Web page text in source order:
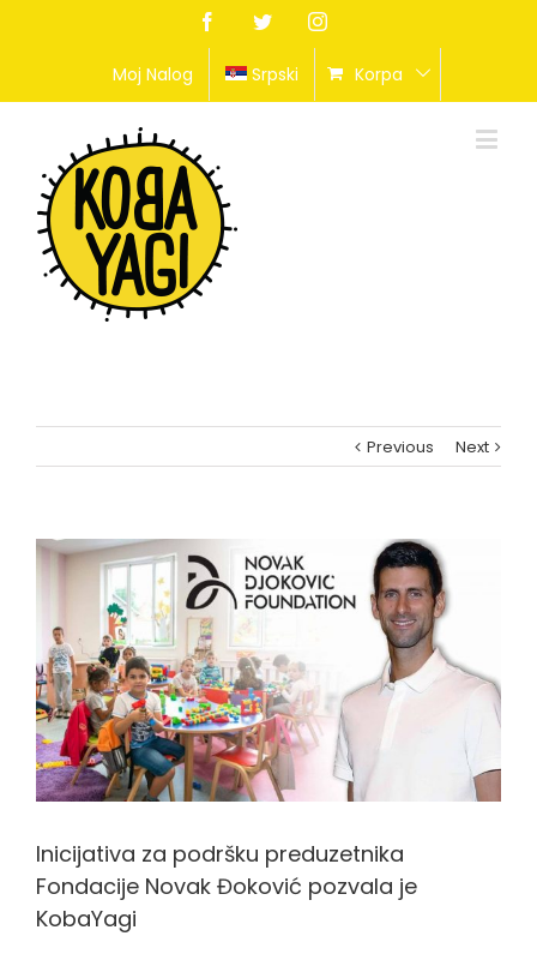
FacebookTwitterInstagram
Moj Nalog Srpski Korpa
Previous Next
View
Larger
Inicijativa za podršku preduzetnika
Fondacije Novak Đoković pozvala je
KobaYagi